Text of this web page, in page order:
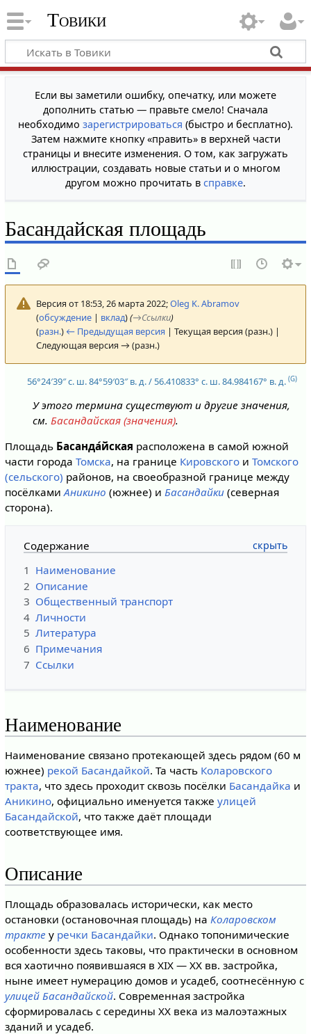
Товики
Если вы заметили ошибку, опечатку, или можете
дополнить статью — правьте смело! Сначала
необходимо зарегистрироваться (быстро и бесплатно).
Затем нажмите кнопку «править» в верхней части
страницы и внесите изменения. О том, как загружать
иллюстрации, создавать новые статьи и о многом
другом можно прочитать в справке.
Басандайская площадь
Версия от 18:53, 26 марта 2022;Oleg K. Abramov
(обсуждение| вклад)(→Ссылки)
(разн.) ← Предыдущая версия | Текущая версия (разн.) |
Следующая версия → (разн.)
56°24′39″ с. ш.84°59′03″ в. д./ 56.410833° с. ш.84.984167° в. д. (G)
У этого термина существуют и другие значения,
см. Басандайская (значения).
Площадь Басанда́йская расположена в самой южной
части города Томска, на границе Кировскогои Томского
(сельского) районов, на своеобразной границе между
посёлками Аникино (южнее) и Басандайки(северная
сторона).
Содержание
1 Наименование
2 Описание
3 Общественный транспорт
4 Личности
5 Литература
6 Примечания
7 Ссылки
Наименование
Наименование связано протекающей здесь рядом (60 м
южнее) рекой Басандайкой. Та часть Коларовского
тракта, что здесь проходит сквозь посёлки Басандайка и
Аникино, официально именуется также улицей
Басандайской, что также даёт площади
соответствующее имя.
Описание
Площадь образовалась исторически, как место
остановки (остановочная площадь) на Коларовском
тракте у речки Басандайки. Однако топонимические
особенности здесь таковы, что практически в основном
вся хаотично появившаяся в XIX — XX вв. застройка,
ныне имеет нумерацию домов и усадеб, соотнесённую с
улицей Басандайской. Современная застройка
сформировалась с середины XX века из малоэтажных
зданий и усадеб.